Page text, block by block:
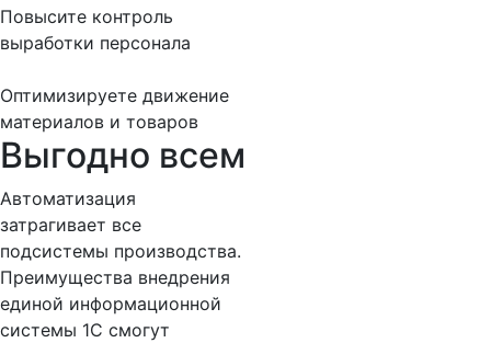
Повысите контроль
выработки персонала
Оптимизируете движение
материалов и товаров
Выгодно всем
Автоматизация
затрагивает все
подсистемы производства.
Преимущества внедрения
единой информационной
системы 1С смогут